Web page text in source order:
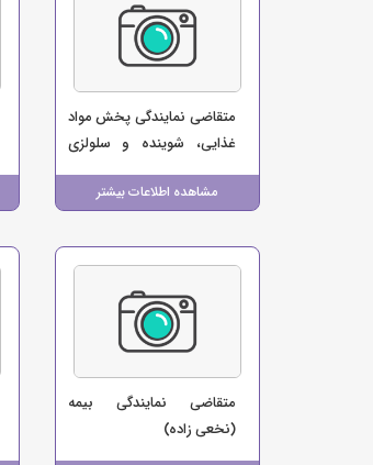
مشاهده اطلاعات بیشتر
متقاضی نمایندگی پخش مواد
غذایی، شوینده و سلولزی
(پخش خشکبار و مواد غذایی
حاصلی)
متقاضی نمایندگی بیمه
(نخعی زاده)